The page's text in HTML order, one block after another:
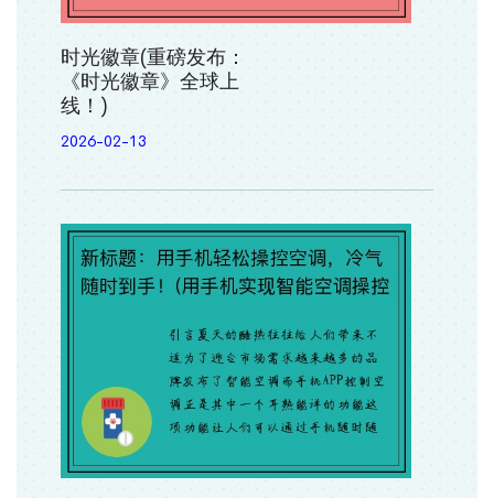
时光徽章(重磅发布：
《时光徽章》全球上
线！)
2026-02-13